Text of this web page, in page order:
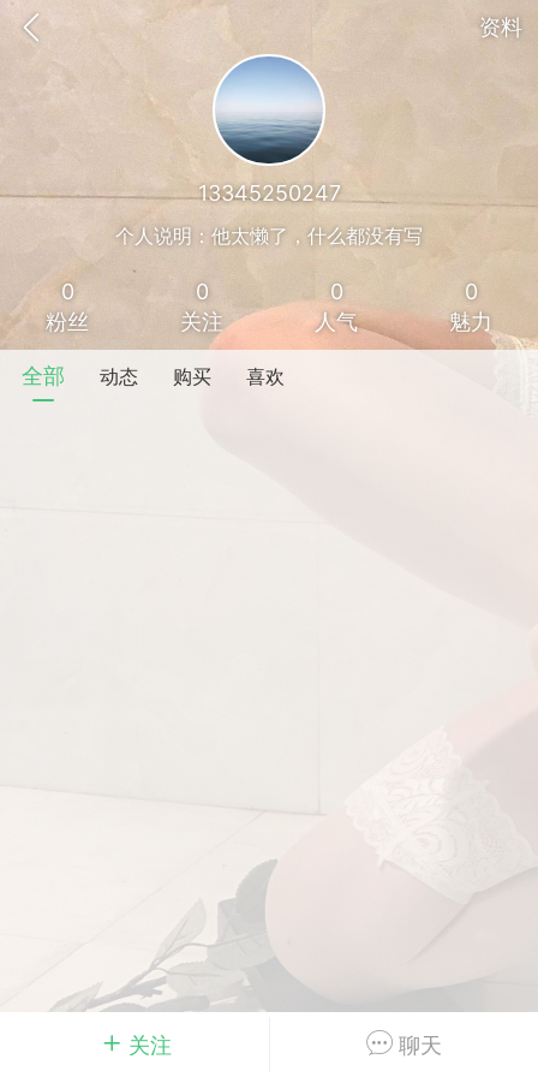
资料
关注 聊天
13345250247
个人说明：他太懒了，什么都没有写
0
粉丝
0
关注
0
人气
0
魅力
全部 动态 购买 喜欢